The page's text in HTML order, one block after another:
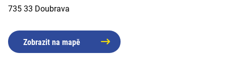
735 33 Doubrava
Zobrazit na mapě